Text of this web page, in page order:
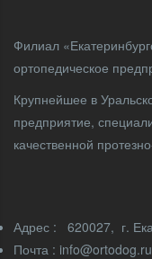
Филиал
ортопедическое
Крупнейшее в
предприятие,
качественной
Адрес : 620027, г.
Почта : info@ortodog.ru